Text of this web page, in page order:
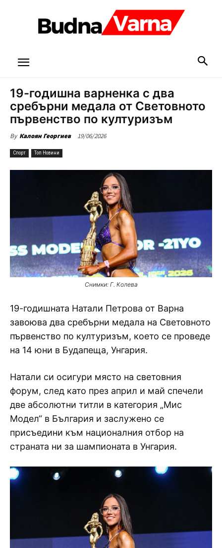
19-годишна варненка с два
сребърни медала от Световното
първенство по културизъм
By Калоян Георгиев 19/06/2026
Спорт Топ Новини
Снимки: Г. Колева
19-годишната Натали Петрова от Варна
завоюва два сребърни медала на Световното
първенство по културизъм, което се проведе
на 14 юни в Будапеща, Унгария.
Натали си осигури място на световния
форум, след като през април и май спечели
две абсолютни титли в категория „Мис
Модел“ в България и заслужено се
присъедини към националния отбор на
страната ни за шампионата в Унгария.